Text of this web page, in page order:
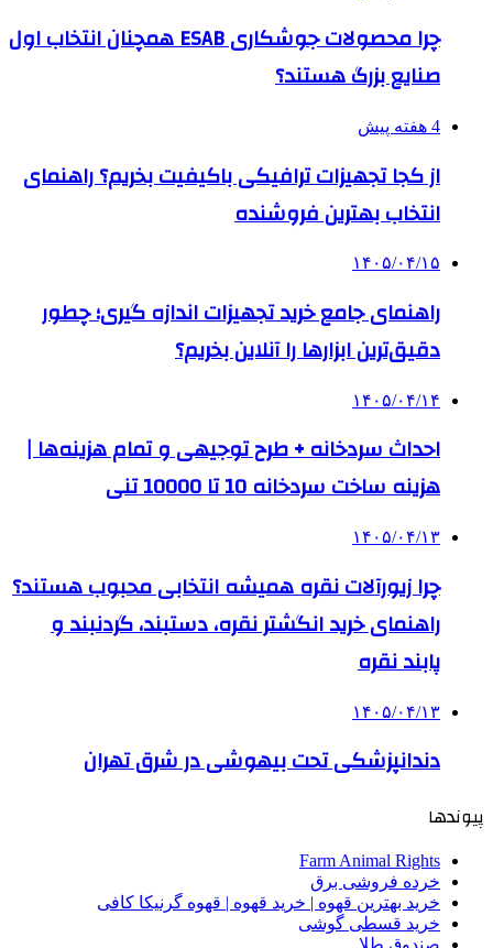
چرا محصولات جوشکاری ESAB همچنان انتخاب اول
صنایع بزرگ هستند؟
4 هفته پیش
از کجا تجهیزات ترافیکی باکیفیت بخریم؟ راهنمای
انتخاب بهترین فروشنده
۱۴۰۵/۰۴/۱۵
راهنمای جامع خرید تجهیزات اندازه گیری؛ چطور
دقیق‌ترین ابزارها را آنلاین بخریم؟
۱۴۰۵/۰۴/۱۴
احداث سردخانه + طرح توجیهی و تمام هزینه‌ها |
هزینه ساخت سردخانه 10 تا 10000 تنی
۱۴۰۵/۰۴/۱۳
چرا زیورآلات نقره همیشه انتخابی محبوب هستند؟
راهنمای خرید انگشتر نقره، دستبند، گردنبند و
پابند نقره
۱۴۰۵/۰۴/۱۳
دندانپزشکی تحت بیهوشی در شرق تهران
پیوندها
Farm Animal Rights
خرده فروشی برق
خرید بهترین قهوه | خرید قهوه | قهوه گرنیکا کافی
خرید قسطی گوشی
صندوق طلا